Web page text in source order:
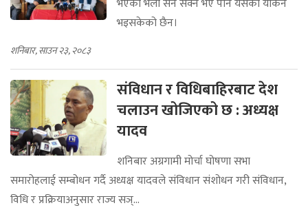
भएको भेला सर्न सक्ने भए पनि यसको यकिन
भइसकेको छैन।
शनिबार, साउन २३, २०८३
संविधान र विधिबाहिरबाट देश
चलाउन खोजिएको छ : अध्यक्ष
यादव
शनिबार अग्रगामी मोर्चा घोषणा सभा
समारोहलाई सम्बोधन गर्दै अध्यक्ष यादवले संविधान संशोधन गरी संविधान,
विधि र प्रक्रियाअनुसार राज्य सञ्...